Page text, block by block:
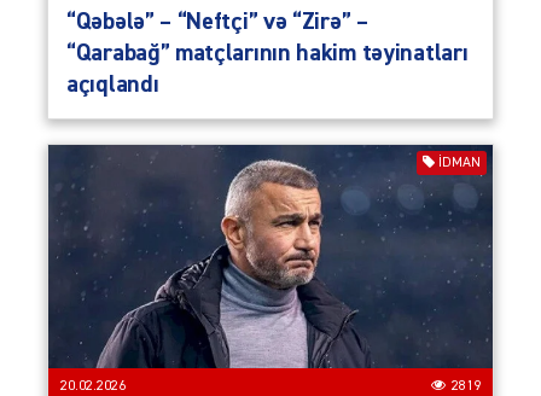
“Qəbələ” – “Neftçi” və “Zirə” –
“Qarabağ” matçlarının hakim təyinatları
açıqlandı
İDMAN
20.02.2026 2819